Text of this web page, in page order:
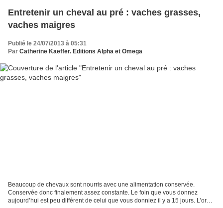
Entretenir un cheval au pré : vaches grasses,
vaches maigres
Publié le 24/07/2013 à 05:31
Par Catherine Kaeffer. Editions Alpha et Omega
Beaucoup de chevaux sont nourris avec une alimentation conservée.
Conservée donc finalement assez constante. Le foin que vous donnez
aujourd’hui est peu différent de celui que vous donniez il y a 15 jours. L’orge